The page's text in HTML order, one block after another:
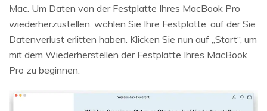
Mac. Um Daten von der Festplatte Ihres MacBook Pro
wiederherzustellen, wählen Sie Ihre Festplatte, auf der Sie
Datenverlust erlitten haben. Klicken Sie nun auf „Start“, um
mit dem Wiederherstellen der Festplatte Ihres MacBook
Pro zu beginnen.